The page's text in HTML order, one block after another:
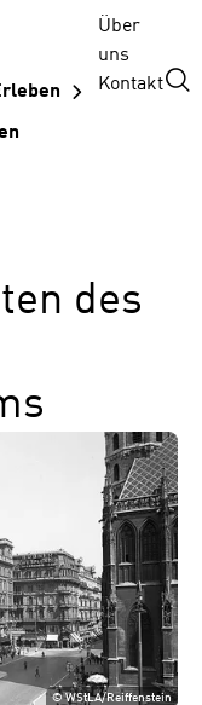
Über
uns
Kontakt
des
©WStLA/Reiffenstein